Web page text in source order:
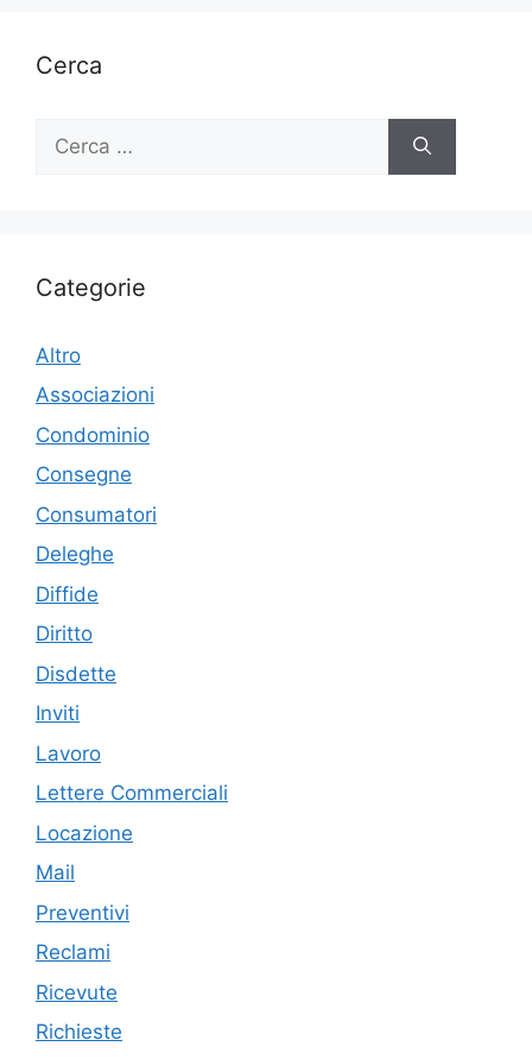
Cerca
per:
Categorie
Altro
Associazioni
Condominio
Consegne
Consumatori
Deleghe
Diffide
Diritto
Disdette
Inviti
Lavoro
Lettere Commerciali
Locazione
Mail
Preventivi
Reclami
Ricevute
Richieste